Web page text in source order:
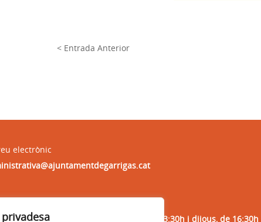
< Entrada Anterior
electrònic
dimecres i divendres, de 9:30h a 13:30h i dijous, de